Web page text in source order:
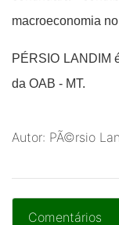
macroeconomia
PÉRSIO LANDIM
da OAB - MT.
Autor: PÃ©rsio
Comentários